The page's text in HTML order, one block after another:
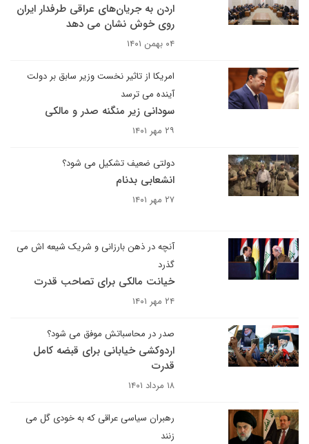
اردن به جریان‌های عراقی طرفدار ایران
روی خوش نشان می دهد
۰۴ بهمن ۱۴۰۱
امریکا از تاثیر نخست وزیر سابق بر دولت
آینده می ترسد
سودانی زیر منگنه صدر و مالکی
۲۹ مهر ۱۴۰۱
دولتی ضعیف تشکیل می شود؟
انشعابی بدنام
۲۷ مهر ۱۴۰۱
آنچه در ذهن بارزانی و شریک شیعه اش می
گذرد
خیانت مالکی برای تصاحب قدرت
۲۴ مهر ۱۴۰۱
صدر در محاسباتش موفق می شود؟
اردوکشی خیابانی برای قبضه کامل
قدرت
۱۸ مرداد ۱۴۰۱
رهبران سیاسی عراقی که به خودی گل می
زنند